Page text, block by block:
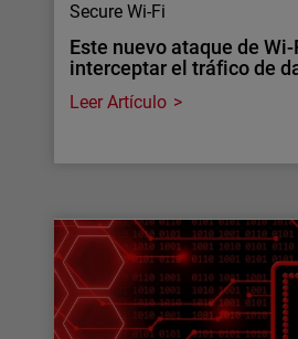
Secure Wi-Fi
Este nuevo ataque de
interceptar el tráfico de
Leer Artículo